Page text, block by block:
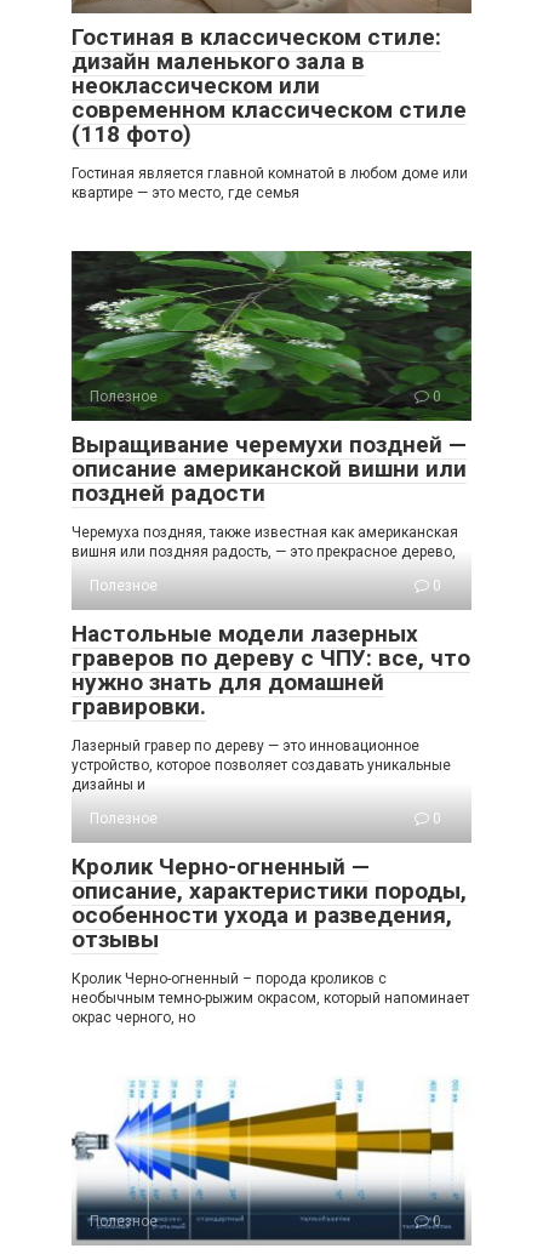
Гостиная в классическом стиле:
дизайн маленького зала в
неоклассическом или
современном классическом стиле
(118 фото)
Гостиная является главной комнатой в любом доме или
квартире — это место, где семья
Полезное 0
Выращивание черемухи поздней —
описание американской вишни или
поздней радости
Черемуха поздняя, также известная как американская
вишня или поздняя радость, — это прекрасное дерево,
Полезное
0
Настольные модели лазерных
граверов по дереву с ЧПУ: все, что
нужно знать для домашней
гравировки.
Лазерный гравер по дереву — это инновационное
устройство, которое позволяет создавать уникальные
дизайны и
Полезное
0
Кролик Черно-огненный —
описание, характеристики породы,
особенности ухода и разведения,
отзывы
Кролик Черно-огненный – порода кроликов с
необычным темно-рыжим окрасом, который напоминает
окрас черного, но
Полезное 0